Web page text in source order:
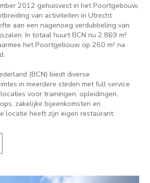
2012 gehuisvest in het Poortgebouw,
van activiteiten in Utrecht
aan een nagenoeg verdubbeling van
In totaal huurt BCN nu 2.869 m²
het Poortgebouw op 260 m² na
(BCN) biedt diverse
in meerdere steden met full service
voor trainingen, opleidingen,
zakelijke bijeenkomsten en
locatie heeft zijn eigen restaurant.